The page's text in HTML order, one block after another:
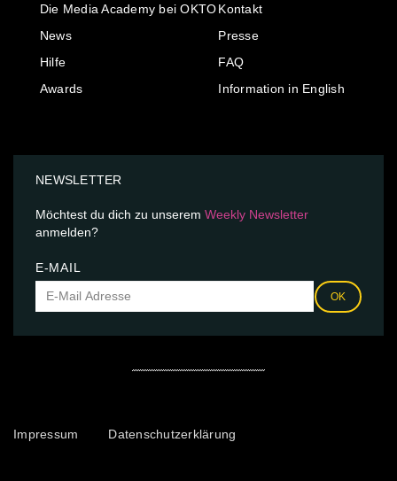
Die Media Academy bei OKTO
News
Hilfe
Awards
Kontakt
Presse
FAQ
Information in English
NEWSLETTER
Möchtest du dich zu unserem Weekly Newsletter
anmelden?
E-MAIL
OK
Impressum Datenschutzerklärung